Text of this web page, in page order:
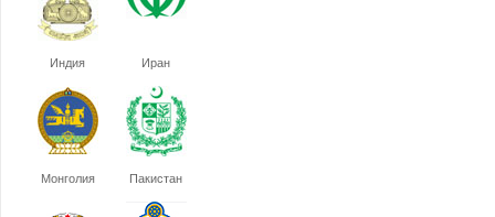
Индия Иран
Монголия Пакистан